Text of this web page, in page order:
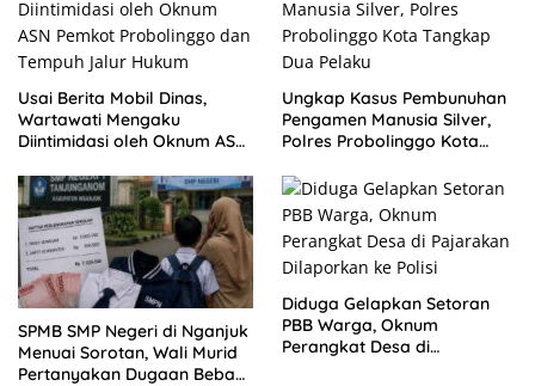
Usai Berita Mobil Dinas,
Wartawati Mengaku
Diintimidasi oleh Oknum ASN
Tempuh Jalur Hukum
Ungkap Kasus Pembunuhan
Pengamen Manusia Silver,
Polres Probolinggo Kota
SPMB SMP Negeri di Nganjuk
Menuai Sorotan, Wali Murid
Pertanyakan Dugaan Beban
Diduga Gelapkan Setoran
PBB Warga, Oknum
Perangkat Desa di